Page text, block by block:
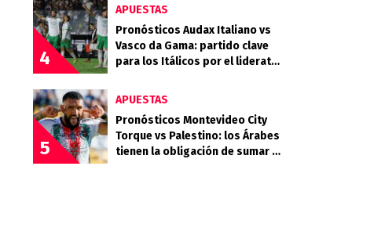
4
APUESTAS
Pronósticos Audax Italiano vs
Vasco da Gama: partido clave
para los Itálicos por el liderato
5
APUESTAS
Pronósticos Montevideo City
Torque vs Palestino: los Árabes
tienen la obligación de sumar en